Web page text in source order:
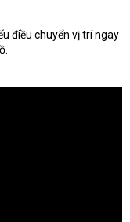
điều chuyển vị trí ngay